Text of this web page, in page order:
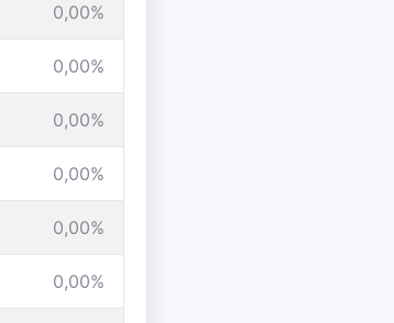
0,00%
0,00%
0,00%
0,00%
0,00%
0,00%